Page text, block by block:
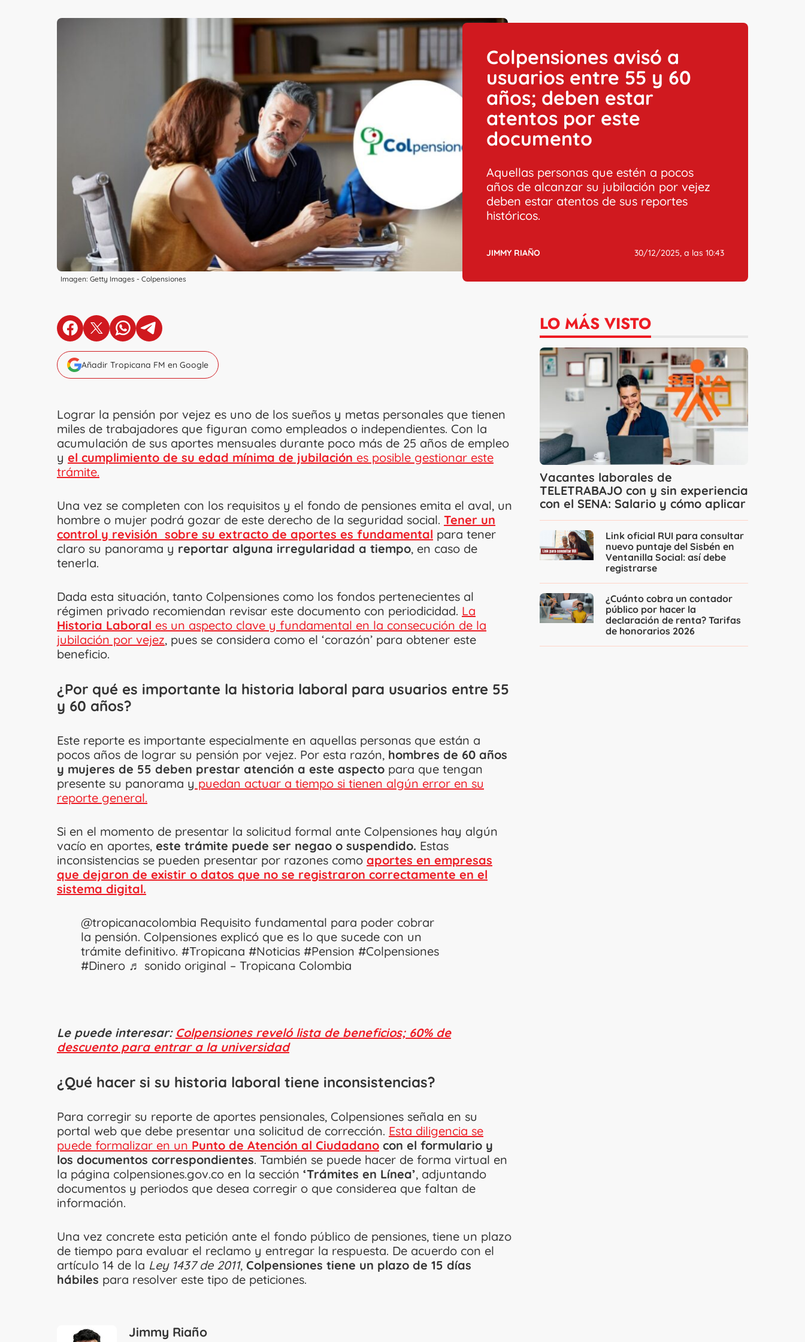
Imagen: Getty Images - Colpensiones
Colpensiones avisó a
usuarios entre 55 y 60
años; deben estar
atentos por este
documento
Aquellas personas que estén a pocos
años de alcanzar su jubilación por vejez
deben estar atentos de sus reportes
históricos.
JIMMY RIAÑO 30/12/2025, a las 10:43
en Facebook
en X en Whatsapp
en Telegram
Añadir Tropicana FM en Google
Lograr la pensión por vejez es uno de los sueños y metas personales que tienen
miles de trabajadores que figuran como empleados o independientes. Con la
acumulación de sus aportes mensuales durante poco más de 25 años de empleo
y el cumplimiento de su edad mínima de jubilación es posible gestionar este
trámite.
Una vez se completen con los requisitos y el fondo de pensiones emita el aval, un
hombre o mujer podrá gozar de este derecho de la seguridad social. Tener un
control y revisión sobre su extracto de aportes es fundamental para tener
claro su panorama y reportar alguna irregularidad a tiempo, en caso de
tenerla.
Dada esta situación, tanto Colpensiones como los fondos pertenecientes al
régimen privado recomiendan revisar este documento con periodicidad. La
Historia Laboral es un aspecto clave y fundamental en la consecución de la
jubilación por vejez, pues se considera como el ‘corazón’ para obtener este
beneficio.
¿Por qué es importante la historia laboral para usuarios entre 55
y 60 años?
Este reporte es importante especialmente en aquellas personas que están a
pocos años de lograr su pensión por vejez. Por esta razón, hombres de 60 años
y mujeres de 55 deben prestar atención a este aspecto para que tengan
presente su panorama y puedan actuar a tiempo si tienen algún error en su
reporte general.
Si en el momento de presentar la solicitud formal ante Colpensiones hay algún
vacío en aportes, este trámite puede ser negao o suspendido. Estas
inconsistencias se pueden presentar por razones como aportes en empresas
que dejaron de existir o datos que no se registraron correctamente en el
sistema digital.
@tropicanacolombia Requisito fundamental para poder cobrar
la pensión. Colpensiones explicó que es lo que sucede con un
trámite definitivo. #Tropicana #Noticias #Pension #Colpensiones
#Dinero ♬ sonido original – Tropicana Colombia
Le puede interesar: Colpensiones reveló lista de beneficios; 60% de
descuento para entrar a la universidad
¿Qué hacer si su historia laboral tiene inconsistencias?
Para corregir su reporte de aportes pensionales, Colpensiones señala en su
portal web que debe presentar una solicitud de corrección. Esta diligencia se
puede formalizar en un Punto de Atención al Ciudadano con el formulario y
los documentos correspondientes. También se puede hacer de forma virtual en
la página colpensiones.gov.co en la sección ‘Trámites en Línea’, adjuntando
documentos y periodos que desea corregir o que considerea que faltan de
información.
Una vez concrete esta petición ante el fondo público de pensiones, tiene un plazo
de tiempo para evaluar el reclamo y entregar la respuesta. De acuerdo con el
artículo 14 de la Ley 1437 de 2011, Colpensiones tiene un plazo de 15 días
hábiles para resolver este tipo de peticiones.
Jimmy Riaño
LO MÁS VISTO
Vacantes laborales de
TELETRABAJO con y sin experiencia
con el SENA: Salario y cómo aplicar
Link oficial RUI para consultar
nuevo puntaje del Sisbén en
Ventanilla Social: así debe
registrarse
¿Cuánto cobra un contador
público por hacer la
declaración de renta? Tarifas
de honorarios 2026